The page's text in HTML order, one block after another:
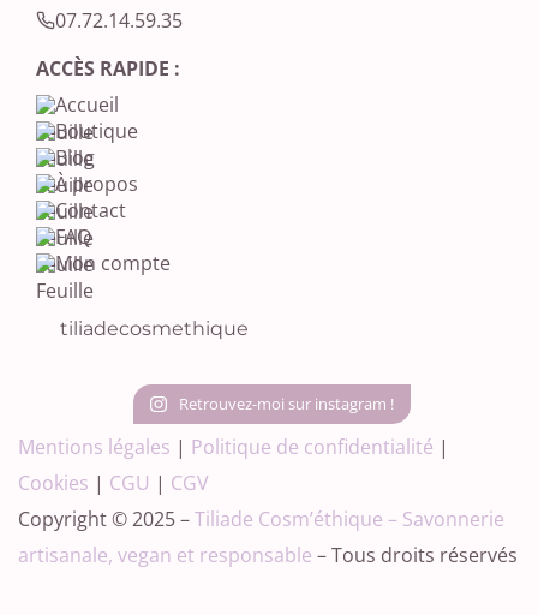
07.72.14.59.35‬
ACCÈS RAPIDE :
Accueil
Boutique
Blog
À propos
Contact
FAQ
Mon compte
tiliadecosmethique
Retrouvez-moi sur instagram !
Mentions légales | Politique de confidentialité |
Cookies | CGU | CGV
Copyright © 2025 –Tiliade Cosm’éthique – Savonnerie
artisanale, vegan et responsable – Tous droits réservés